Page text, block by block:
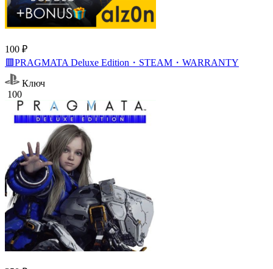
100 ₽
🟥PRAGMATA Deluxe Edition・STEAM・WARRANTY
Ключ
100